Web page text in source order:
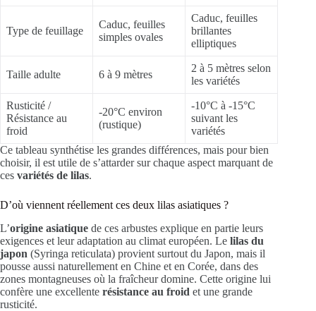
Type de feuillage
Caduc, feuilles
simples ovales
Caduc, feuilles
brillantes
elliptiques
Taille adulte 6 à 9 mètres
2 à 5 mètres selon
les variétés
Rusticité /
Résistance au
froid
-20°C environ
(rustique)
-10°C à -15°C
suivant les
variétés
Ce tableau synthétise les grandes différences, mais pour bien
choisir, il est utile de s’attarder sur chaque aspect marquant de
ces variétés de lilas.
D’où viennent réellement ces deux lilas asiatiques ?
L’origine asiatique de ces arbustes explique en partie leurs
exigences et leur adaptation au climat européen. Le lilas du
japon (Syringa reticulata) provient surtout du Japon, mais il
pousse aussi naturellement en Chine et en Corée, dans des
zones montagneuses où la fraîcheur domine. Cette origine lui
confère une excellente résistance au froid et une grande
rusticité.